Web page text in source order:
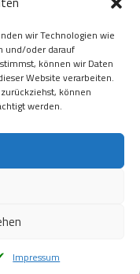
wir Technologien wie
und/oder darauf
können wir Daten
Website verarbeiten.
können
werden.
Impressum